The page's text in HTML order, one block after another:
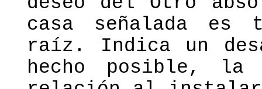
casa señalada
raíz. Indica un
hecho posible, la